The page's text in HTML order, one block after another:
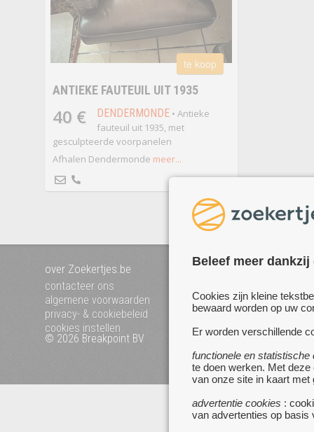
Beleef meer
Cookies zijn kleine
bewaard worden op uw
Er worden verschillende
functionele en statistische
te doen werken. Met
van onze site in kaart met
advertentie cookies :
van advertenties op basis
te koop
ANTIEKE FAUTEUIL UIT 1935
40 € DENDERMONDE• Antieke
fauteuil uit 1935, met
gesculpteerde voorpanelen
Afhalen Dendermonde meer...
over Zoekertjes.be
contacteer ons
algemene voorwaarden
privacy- & cookiebeleid
cookies instellen
voeg uw zoekertje toe
© 2026 Breakpoint BV
Bezoek ook eens onze
websites :
www.startpagina.be
www.koken.be